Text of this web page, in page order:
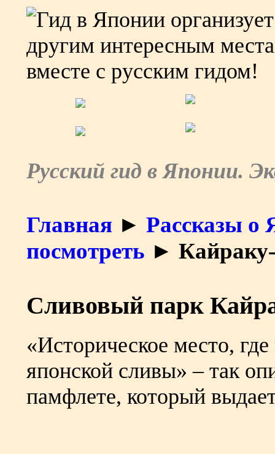
Русский гид в Японии.
Главная ► Рассказы о
посмотреть ►
Сливовый парк
«Историческое место,
японской сливы» – так
памфлете, который